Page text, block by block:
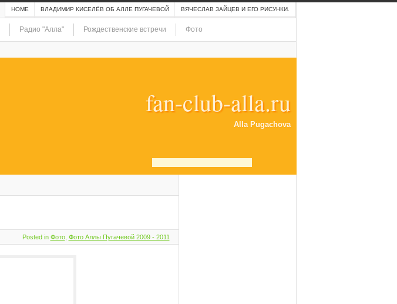
fan-club-alla.ru
Alla Pugachova
HOME ВЛАДИМИР КИСЕЛЁВ ОБ АЛЛЕ ПУГАЧЕВОЙ ВЯЧЕСЛАВ ЗАЙЦЕВ И ЕГО РИСУНКИ.
Радио "Алла" Рождественские встречи Фото
Posted in Фото, Фото Аллы Пугачевой 2009 - 2011